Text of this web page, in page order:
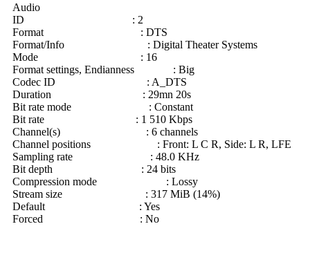
Audio
ID : 2
Format : DTS
Format/Info : Digital Theater Systems
Mode : 16
Format settings, Endianness : Big
Codec ID : A_DTS
Duration : 29mn 20s
Bit rate mode : Constant
Bit rate : 1 510 Kbps
Channel(s) : 6 channels
Channel positions : Front: L C R, Side: L R, LFE
Sampling rate : 48.0 KHz
Bit depth : 24 bits
Compression mode : Lossy
Stream size : 317 MiB (14%)
Default : Yes
Forced : No